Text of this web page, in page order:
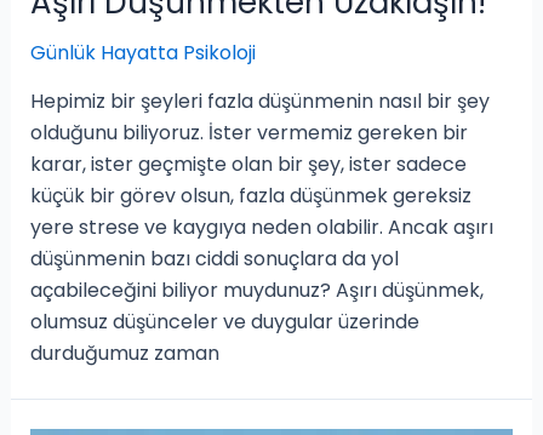
Günlük Hayatta Psikoloji
Hepimiz bir şeyleri fazla düşünmenin nasıl bir şey
olduğunu biliyoruz. İster vermemiz gereken bir
karar, ister geçmişte olan bir şey, ister sadece
küçük bir görev olsun, fazla düşünmek gereksiz
yere strese ve kaygıya neden olabilir. Ancak aşırı
düşünmenin bazı ciddi sonuçlara da yol
açabileceğini biliyor muydunuz? Aşırı düşünmek,
olumsuz düşünceler ve duygular üzerinde
durduğumuz zaman